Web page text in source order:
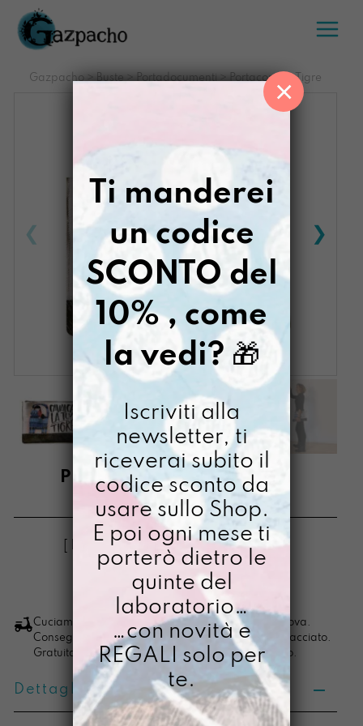
Salta
contenuto
Gazpacho > Buste > Portadocumenti > Portacompiti Tigre
PORTACOMPITI TIGRE
€58,00Il
prezzo
originale
€ 58,00.
€38,00
Il
prezzo
attuale
€ 38,00.
[ Buste Organizer: 34,5 x 24 x 1,5 cm ]
Portacompiti
Tigre
quantità
LO VOGLIO
Cuciamo ogni ordine nel nostro laboratorio di Padova.
Consegna in 4/5 giorni lavorativi, pacco sempre tracciato.
Gratuita per ordini di importo superiore ai 100 euro.
Dettagli prodotto
Ti manderei
un codice
SCONTO del
10% , come
la vedi? 🎁
Iscriviti alla
newsletter, ti
riceverai subito il
codice sconto da
usare sullo Shop.
E poi ogni mese ti
porterò dietro le
quinte del
laboratorio…
…con novità e
REGALI solo per
te.
×